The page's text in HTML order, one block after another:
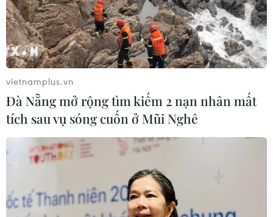
vietnamplus.vn
Đà Nẵng mở rộng tìm kiếm 2 nạn nhân mất
tích sau vụ sóng cuốn ở Mũi Nghê